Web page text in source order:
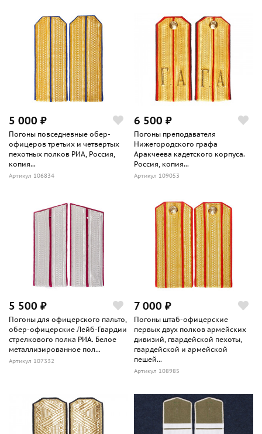
5 000 ₽
Погоны повседневные обер-
офицеров третьих и четвертых
пехотных полков РИА, Россия,
копия...
Артикул 106834
6 500 ₽
Погоны преподавателя
Нижегородского графа
Аракчеева кадетского корпуса.
Россия, копия...
Артикул 109053
5 500 ₽
Погоны для офицерского пальто,
обер-офицерские Лейб-Гвардии
стрелкового полка РИА. Белое
металлизированное пол...
Артикул 107332
7 000 ₽
Погоны штаб-офицерские
первых двух полков армейских
дивизий, гвардейской пехоты,
гвардейской и армейской
пешей...
Артикул 108985